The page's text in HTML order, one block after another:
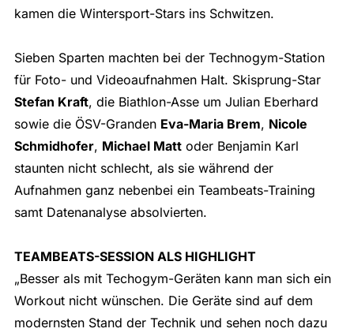
kamen die Wintersport-Stars ins Schwitzen.
Sieben Sparten machten bei der Technogym-Station
für Foto- und Videoaufnahmen Halt. Skisprung-Star
Stefan Kraft, die Biathlon-Asse um Julian Eberhard
sowie die ÖSV-Granden Eva-Maria Brem, Nicole
Schmidhofer, Michael Mattoder Benjamin Karl
staunten nicht schlecht, als sie während der
Aufnahmen ganz nebenbei ein Teambeats-Training
samt Datenanalyse absolvierten.
TEAMBEATS-SESSION ALS HIGHLIGHT
„Besser als mit Techogym-Geräten kann man sich ein
Workout nicht wünschen. Die Geräte sind auf dem
modernsten Stand der Technik und sehen noch dazu